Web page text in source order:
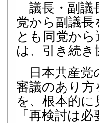
議長・副議
党から副議
とも同党か
は、引き続
日本共産党
審議のあり
を、根本的
「再検討は